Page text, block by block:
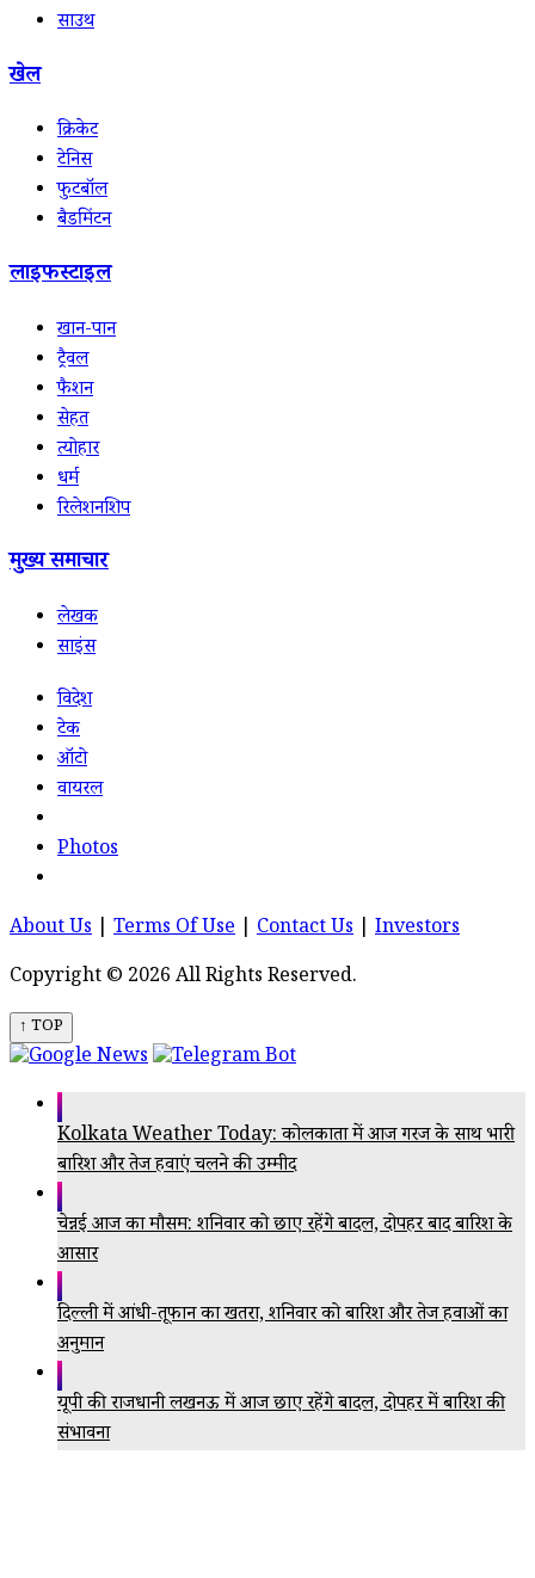
साउथ
खेल
क्रिकेट
टेनिस
फुटबॉल
बैडमिंटन
लाइफस्टाइल
खान-पान
ट्रैवल
फैशन
सेहत
त्योहार
धर्म
रिलेशनशिप
मुख्य समाचार
लेखक
साइंस
विदेश
टेक
ऑटो
वायरल
Photos
About Us Terms Of Use Contact Us
Investors
Copyright © 2026 All Rights Reserved.
↑ TOP
Kolkata Weather Today: कोलकाता में आज गरज के साथ भारी
बारिश और तेज हवाएं चलने की उम्मीद
चेन्नई आज का मौसम: शनिवार को छाए रहेंगे बादल, दोपहर बाद बारिश के
आसार
दिल्ली में आंधी-तूफान का खतरा, शनिवार को बारिश और तेज हवाओं का
अनुमान
यूपी की राजधानी लखनऊ में आज छाए रहेंगे बादल, दोपहर में बारिश की
संभावना